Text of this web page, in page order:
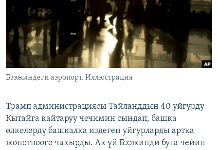
ЫҢГАЙСЫЗ СУРООЛОР
ЭЕ/АРнун бардык сайттары
Бээжиндеги аэропорт. Иллюстрация
Трамп администрациясы Тайланддын 40 уйгурду
Кытайга кайтаруу чечимин сындап, башка
өлкөлөрдү башкалка издеген уйгурларды артка
жөнөтпөөгө чакырды. Ак үй Бээжинди буга чейин